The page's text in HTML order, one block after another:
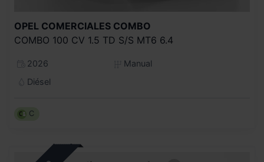
OPEL COMERCIALES COMBO
COMBO 100 CV 1.5 TD S/S MT6 6.4
2026
Manual
Diésel
C